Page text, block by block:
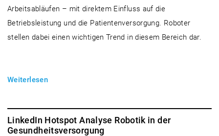
Arbeitsabläufen – mit direktem Einfluss auf die
Betriebsleistung und die Patientenversorgung. Roboter
stellen dabei einen wichtigen Trend in diesem Bereich dar.
Weiterlesen
LinkedIn Hotspot Analyse Robotik in der
Gesundheitsversorgung